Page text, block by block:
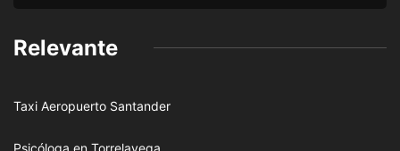
Relevante
Taxi Aeropuerto Santander
Psicóloga en Torrelavega